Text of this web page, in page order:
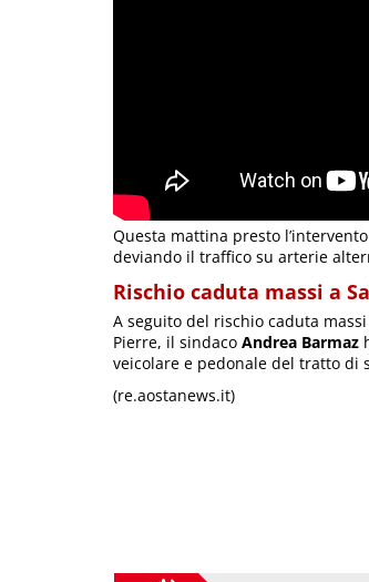
Questa mattina presto
deviando il traffico su arterie
Rischio caduta massi a
A seguito del rischio caduta
Pierre, il sindaco Andrea Barmaz
veicolare e pedonale del tratto di
(re.aostanews.it)